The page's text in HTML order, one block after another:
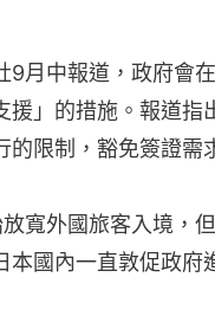
9月中報道，政府會
援」的措施。報道
的限制，豁免簽證需
寬外國旅客入境，
本國內一直敦促政府